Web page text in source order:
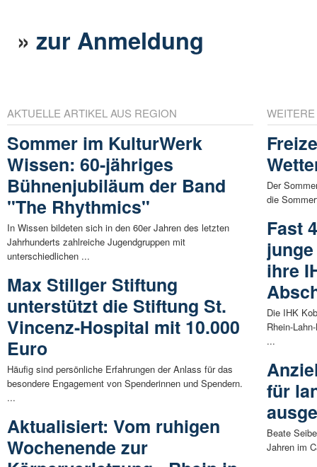
»zur Anmeldung
AKTUELLE ARTIKEL AUS REGION
Sommer im KulturWerk
Wissen: 60-jähriges
Bühnenjubiläum der Band
"The Rhythmics"
In Wissen bildeten sich in den 60er Jahren des letzten
Jahrhunderts zahlreiche Jugendgruppen mit
unterschiedlichen ...
Max Stillger Stiftung
unterstützt die Stiftung St.
Vincenz-Hospital mit 10.000
Euro
Häufig sind persönliche Erfahrungen der Anlass für das
besondere Engagement von Spenderinnen und Spendern.
...
Aktualisiert: Vom ruhigen
Wochenende zur
Der
die
Fast
ihre
Die IHK
Rhein-
...
für
Beate
Jahren im